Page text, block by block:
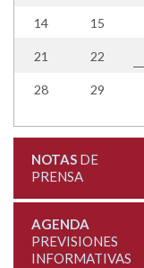
14 15
21 22
28 29
NOTASDE
PRENSA
AGENDA
PREVISIONES
INFORMATIVAS